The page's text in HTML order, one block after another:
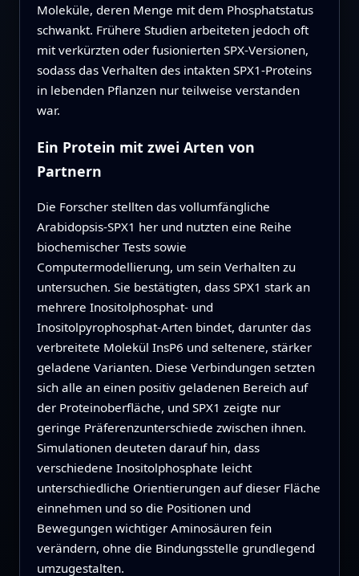
Moleküle, deren Menge mit dem Phosphatstatus
schwankt. Frühere Studien arbeiteten jedoch oft
mit verkürzten oder fusionierten SPX‑Versionen,
sodass das Verhalten des intakten SPX1‑Proteins
in lebenden Pflanzen nur teilweise verstanden
war.
Ein Protein mit zwei Arten von
Partnern
Die Forscher stellten das vollumfängliche
Arabidopsis‑SPX1 her und nutzten eine Reihe
biochemischer Tests sowie
Computermodellierung, um sein Verhalten zu
untersuchen. Sie bestätigten, dass SPX1 stark an
mehrere Inositolphosphat‑ und
Inositolpyrophosphat‑Arten bindet, darunter das
verbreitete Molekül InsP6 und seltenere, stärker
geladene Varianten. Diese Verbindungen setzten
sich alle an einen positiv geladenen Bereich auf
der Proteinoberfläche, und SPX1 zeigte nur
geringe Präferenzunterschiede zwischen ihnen.
Simulationen deuteten darauf hin, dass
verschiedene Inositolphosphate leicht
unterschiedliche Orientierungen auf dieser Fläche
einnehmen und so die Positionen und
Bewegungen wichtiger Aminosäuren fein
verändern, ohne die Bindungsstelle grundlegend
umzugestalten.